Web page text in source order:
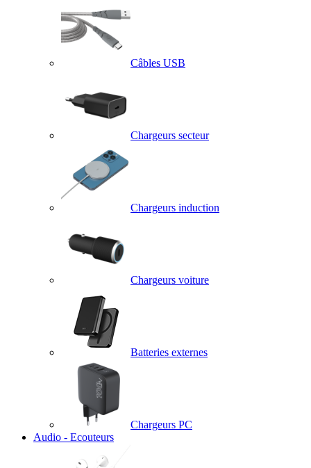
Câbles USB
Chargeurs secteur
Chargeurs induction
Chargeurs voiture
Batteries externes
Chargeurs PC
Audio - Ecouteurs